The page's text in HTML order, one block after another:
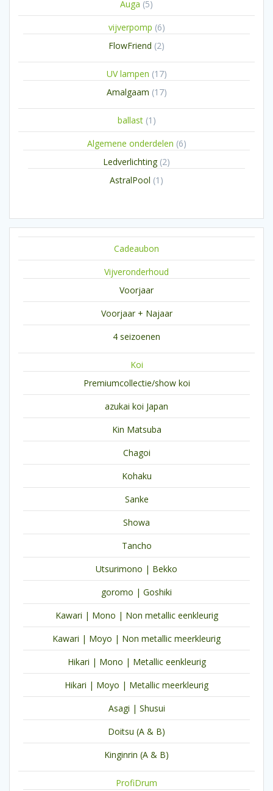
Auga 55
producten
vijverpomp 66
FlowFriend 22
UV lampen 1717
Amalgaam 1717
ballast 1 1
product
Algemene onderdelen 66
Ledverlichting 22
AstralPool 1 1
Cadeaubon
Vijveronderhoud
Voorjaar
Voorjaar + Najaar
4 seizoenen
Koi
Premiumcollectie/show koi
azukai koi Japan
Kin Matsuba
Chagoi
Kohaku
Sanke
Showa
Tancho
Utsurimono | Bekko
goromo | Goshiki
Kawari | Mono | Non metallic eenkleurig
Kawari | Moyo | Non metallic meerkleurig
Hikari | Mono | Metallic eenkleurig
Hikari | Moyo | Metallic meerkleurig
Asagi | Shusui
Doitsu (A & B)
Kinginrin (A & B)
ProfiDrum